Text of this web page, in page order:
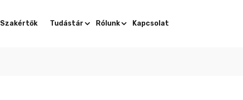
Szakértők Tudástár Rólunk Kapcsolat